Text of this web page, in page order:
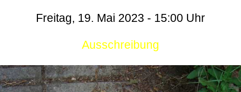
Freitag, 19. Mai 2023 - 15:00 Uhr
Ausschreibung